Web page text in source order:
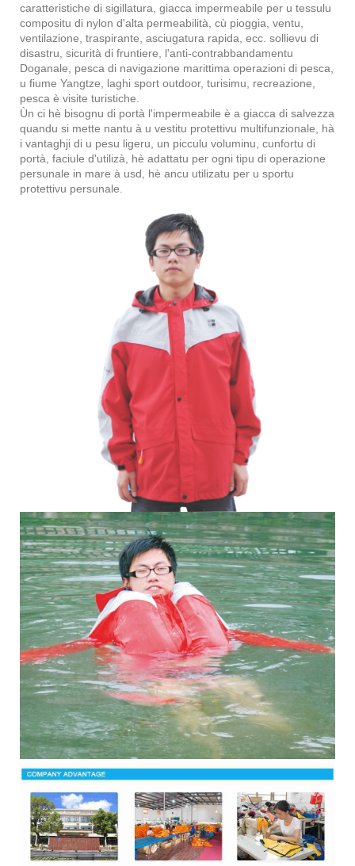
caratteristiche di sigillatura, giacca impermeabile per u tessulu
compositu di nylon d'alta permeabilità, cù pioggia, ventu,
ventilazione, traspirante, asciugatura rapida, ecc. sollievu di
disastru, sicurità di fruntiere, l'anti-contrabbandamentu
Doganale, pesca di navigazione marittima operazioni di pesca,
u fiume Yangtze, laghi sport outdoor, turisimu, recreazione,
pesca è visite turistiche.
Ùn ci hè bisognu di portà l'impermeabile è a giacca di salvezza
quandu si mette nantu à u vestitu protettivu multifunzionale, hà
i vantaghji di u pesu ligeru, un picculu voluminu, cunfortu di
portà, faciule d'utilizà, hè adattatu per ogni tipu di operazione
persunale in mare à usd, hè ancu utilizatu per u sportu
protettivu persunale.